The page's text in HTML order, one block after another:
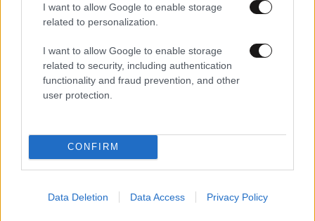
I want to allow Google to enable storage
related to personalization.
I want to allow Google to enable storage
related to security, including authentication
functionality and fraud prevention, and other
user protection.
CONFIRM
Data Deletion Data Access Privacy Policy
Πες μου πότε γεννήθηκες και
σου έκανα δώρο!
40 ημέρες, 33 δράσεις, 4.000+